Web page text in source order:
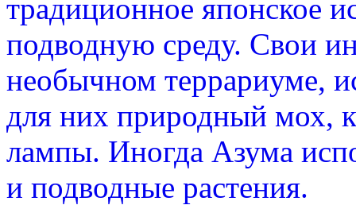
традиционное японское
подводную среду. Свои
необычном террариуме,
для них природный мох,
лампы. Иногда Азума
и подводные растения.